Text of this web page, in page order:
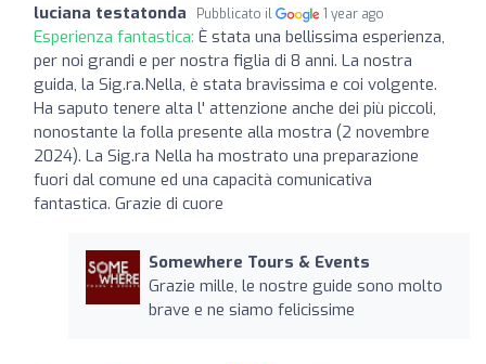
luciana testatonda Pubblicato il 1 year ago
Esperienza fantastica: È stata una bellissima esperienza,
per noi grandi e per nostra figlia di 8 anni. La nostra
guida, la Sig.ra.Nella, è stata bravissima e coi volgente.
Ha saputo tenere alta l' attenzione anche dei più piccoli,
nonostante la folla presente alla mostra (2 novembre
2024). La Sig.ra Nella ha mostrato una preparazione
fuori dal comune ed una capacità comunicativa
fantastica. Grazie di cuore
Somewhere Tours & Events
Grazie mille, le nostre guide sono molto
brave e ne siamo felicissime